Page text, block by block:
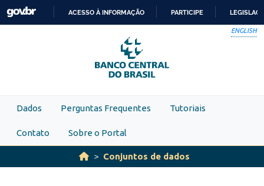
Skip to main content
PARA
O
CONTEÚDO
ACESSO À INFORMAÇÃO PARTICIPE
ENGLISH
Dados Perguntas Frequentes Tutoriais
Contato Sobre o Portal
Conjuntos de dados